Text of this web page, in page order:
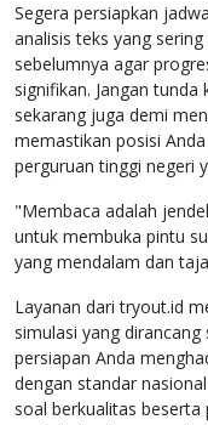
Segera persiapkan
analisis teks yang
sebelumnya agar
signifikan. Jangan
sekarang juga demi
memastikan posisi
perguruan tinggi negeri
"Membaca adalah
untuk membuka pintu
yang mendalam dan
Layanan dari tryout.id
simulasi yang
persiapan Anda
dengan standar
soal berkualitas